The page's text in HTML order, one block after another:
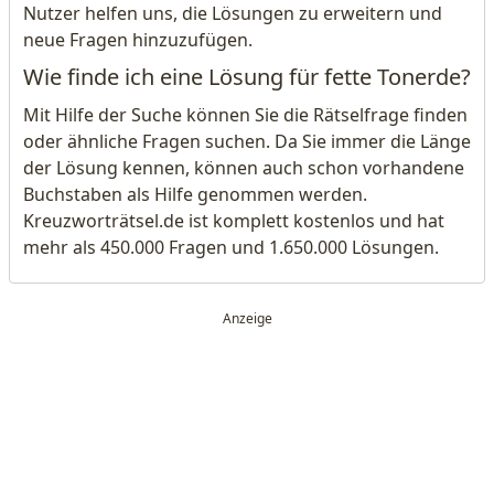
Nutzer helfen uns, die Lösungen zu erweitern und
neue Fragen hinzuzufügen.
Wie finde ich eine Lösung für fette Tonerde?
Mit Hilfe der Suche können Sie die Rätselfrage finden
oder ähnliche Fragen suchen. Da Sie immer die Länge
der Lösung kennen, können auch schon vorhandene
Buchstaben als Hilfe genommen werden.
Kreuzworträtsel.de ist komplett kostenlos und hat
mehr als 450.000 Fragen und 1.650.000 Lösungen.